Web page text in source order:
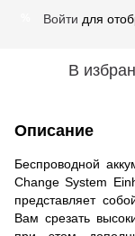
Войти для
В
Описание
Беспроводной
Change System
представляет
Вам срезать